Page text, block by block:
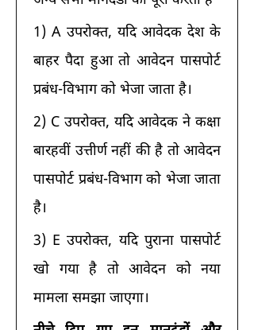
1) A उपरोक्त, यदि आवेदक देश के
बाहर पैदा हुआ तो आवेदन पासपोर्ट
प्रबंध-विभाग को भेजा जाता है।
2) C उपरोक्त, यदि आवेदक ने कक्षा
बारहवीं उत्तीर्ण नहीं की है तो आवेदन
पासपोर्ट प्रबंध-विभाग को भेजा जाता
है।
3) E उपरोक्त, यदि पुराना पासपोर्ट
खो गया है तो आवेदन को नया
मामला समझा जाएगा।